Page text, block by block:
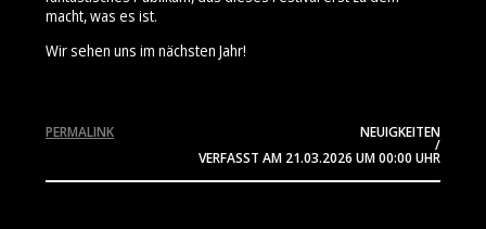
macht, was es ist.
Wir sehen uns im nächsten Jahr!
NEUIGKEITEN
/
VERFASST AM 21.03.2026 UM 00:00 UHR
PERMALINK